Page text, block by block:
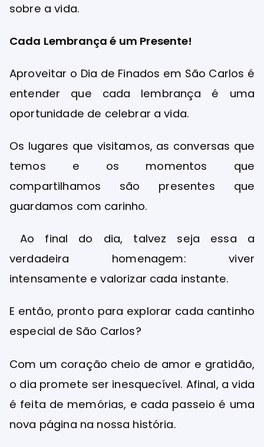
sobre a vida.
Cada Lembrança é um Presente!
Aproveitar o Dia de Finados em São Carlos é
entender que cada lembrança é uma
oportunidade de celebrar a vida.
Os lugares que visitamos, as conversas que
temos e os momentos que
compartilhamos são presentes que
guardamos com carinho.
Ao final do dia, talvez seja essa a
verdadeira homenagem: viver
intensamente e valorizar cada instante.
E então, pronto para explorar cada cantinho
especial de São Carlos?
Com um coração cheio de amor e gratidão,
o dia promete ser inesquecível. Afinal, a vida
é feita de memórias, e cada passeio é uma
nova página na nossa história.